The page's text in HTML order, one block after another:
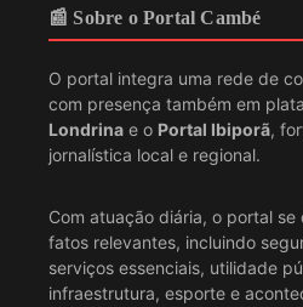
📰 Sobre o Portal Cambé
O portal integra uma rede de
com presença também em
Londrina e o Portal Ibiporã,
jornalística local e regional.
Com atuação diária, o portal
fatos relevantes, incluindo
serviços essenciais, utilidade
infraestrutura, esporte e